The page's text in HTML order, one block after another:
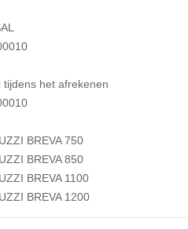
tijdens het afrekenen
BREVA 750
BREVA 850
BREVA 1100
BREVA 1200